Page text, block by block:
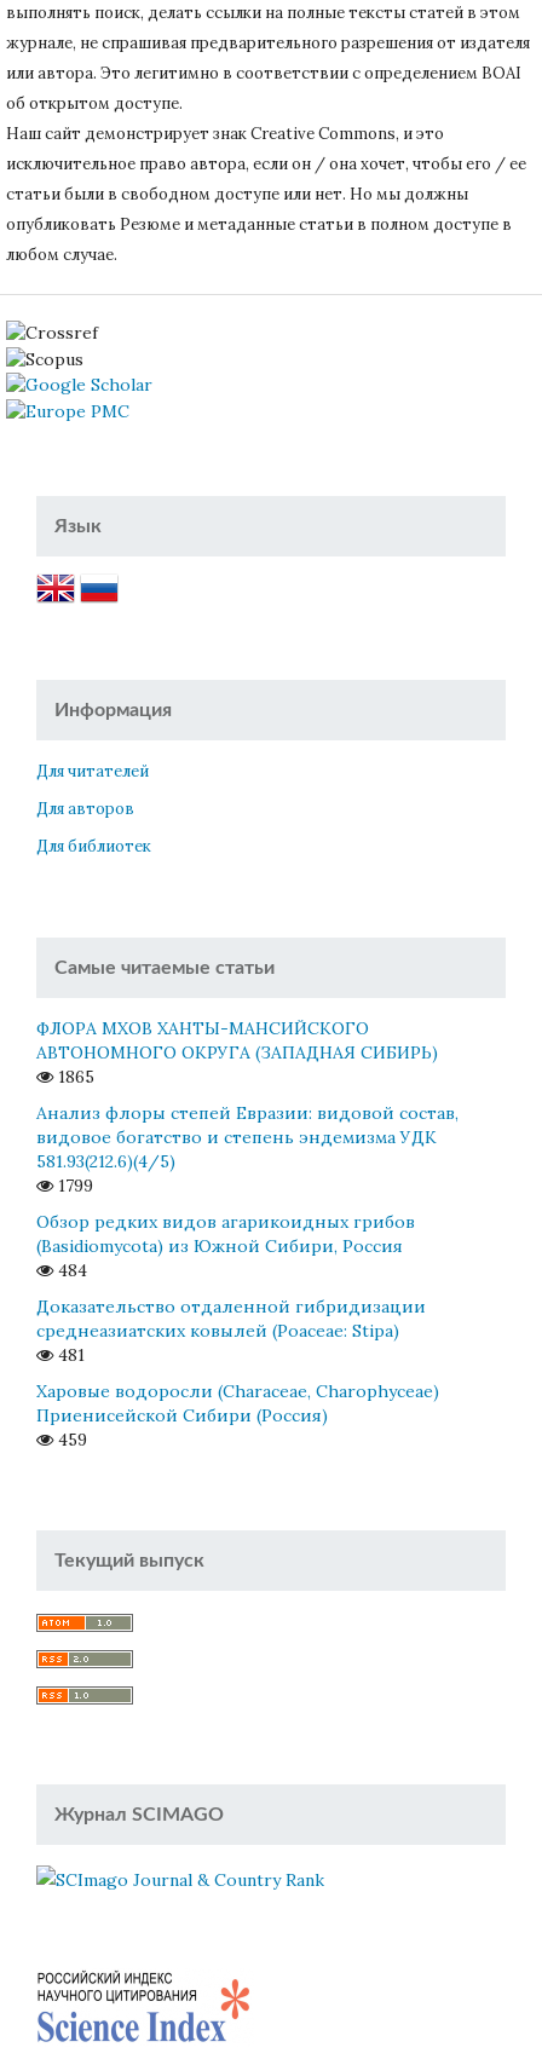
выполнять поиск, делать ссылки на полные тексты статей в этом
журнале, не спрашивая предварительного разрешения от издателя
или автора. Это легитимно в соответствии с определением BOAI
об открытом доступе.
Наш сайт демонстрирует знак Creative Commons, и это
исключительное право автора, если он / она хочет, чтобы его / ее
статьи были в свободном доступе или нет. Но мы должны
опубликовать Резюме и метаданные статьи в полном доступе в
любом случае.
Язык
Информация
Для читателей
Для авторов
Для библиотек
Самые читаемые статьи
ФЛОРА МХОВ ХАНТЫ-МАНСИЙСКОГО
АВТОНОМНОГО ОКРУГА (ЗАПАДНАЯ СИБИРЬ)
1865
Анализ флоры степей Евразии: видовой состав,
видовое богатство и степень эндемизма УДК
581.93(212.6)(4/5)
1799
Обзор редких видов агарикоидных грибов
(Basidiomycota) из Южной Сибири, Россия
484
Доказательство отдаленной гибридизации
среднеазиатских ковылей (Poaceae: Stipa)
481
Харовые водоросли (Characeae, Charophyceae)
Приенисейской Сибири (Россия)
459
Текущий выпуск
Журнал SCIMAGO